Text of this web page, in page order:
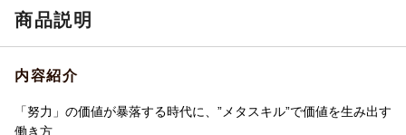
商品説明
内容紹介
「努力」の価値が暴落する時代に、”メタスキル”で価値を生み出す
働き方